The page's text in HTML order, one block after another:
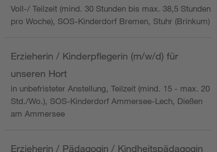
Voll-/ Teilzeit (mind. 30 Stunden bis max. 38,5 Stunden
pro Woche), SOS-Kinderdorf Bremen, Stuhr (Brinkum)
Erzieherin / Kinderpflegerin (m/w/d) für
unseren Hort
in unbefristeter Anstellung, Teilzeit (mind. 15 - max. 20
Std./Wo.), SOS-Kinderdorf Ammersee-Lech, Dießen
am Ammersee
Erzieherin / Pädagogin / Kindheitspädagogin